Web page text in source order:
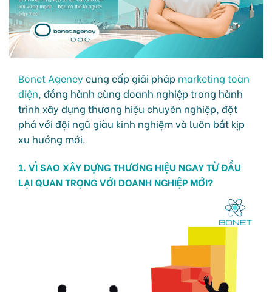
Bonet Agency cung cấp giải pháp marketing toàn
diện, đồng hành cùng doanh nghiệp trong hành
trình xây dựng thương hiệu chuyên nghiệp, đột
phá với đội ngũ giàu kinh nghiệm và luôn bắt kịp
xu hướng mới.
1. VÌ SAO XÂY DỰNG THƯƠNG HIỆU NGAY TỪ ĐẦU
LẠI QUAN TRỌNG VỚI DOANH NGHIỆP MỚI?